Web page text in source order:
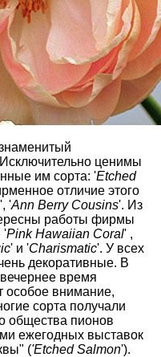
ценимы
им сорта: 'Etched
отличие этого
', 'Ann Berry Cousins'. Из
работы фирмы
'Pink Hawaiian Coral' ,
' и 'Charismatic'. У всех
декоративные. В
время
особое внимание,
сорта получали
общества пионов
ежегодных выставок
('Etched Salmon').